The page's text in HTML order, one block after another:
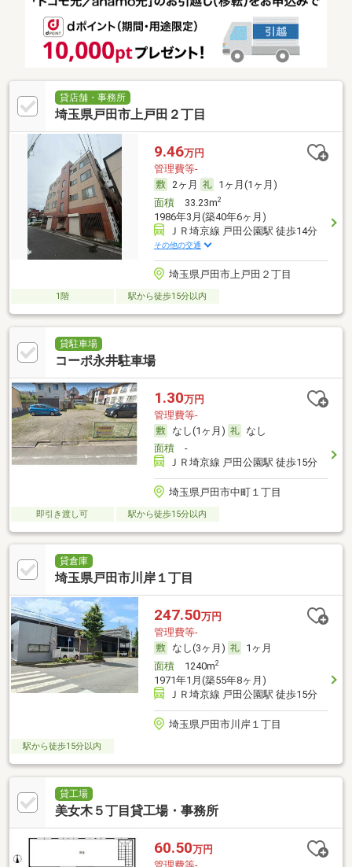
貸店舗・事務所
埼玉県戸田市上戸田２丁目
9.46万円
管理費等-
2ヶ月
1ヶ月(1ヶ月)
面積33.23m2
1986年3月(築40年6ヶ月)
ＪＲ埼京線 戸田公園駅 徒歩14分
その他の交通
埼玉県戸田市上戸田２丁目
1階 駅から徒歩15分以内
貸駐車場
コーポ永井駐車場
1.30万円
管理費等-
なし(1ヶ月)
なし
面積-
ＪＲ埼京線 戸田公園駅 徒歩15分
埼玉県戸田市中町１丁目
即引き渡し可 駅から徒歩15分以内
貸倉庫
埼玉県戸田市川岸１丁目
247.50万円
管理費等-
なし(3ヶ月)
1ヶ月
面積1240m2
1971年1月(築55年8ヶ月)
ＪＲ埼京線 戸田公園駅 徒歩15分
埼玉県戸田市川岸１丁目
駅から徒歩15分以内
貸工場
美女木５丁目貸工場・事務所
60.50万円